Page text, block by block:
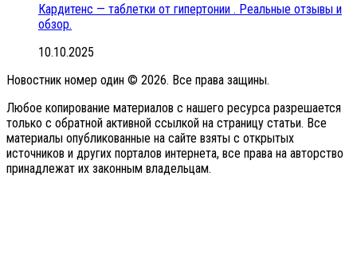
Кардитенс — таблетки от гипертонии . Реальные отзывы и
обзор.
10.10.2025
Новостник номер один © 2026. Все права защины.
Любое копирование материалов с нашего ресурса разрешается
только с обратной активной ссылкой на страницу статьи. Все
материалы опубликованные на сайте взяты с открытых
источников и других порталов интернета, все права на авторство
принадлежат их законным владельцам.